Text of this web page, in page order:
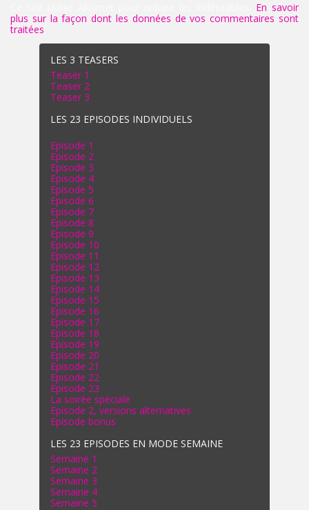
En savoir
plus sur la façon dont les données de vos commentaires sont
traitées
LES 3 TEASERS
Teaser 1
Teaser 2
Teaser 3
LES 23 EPISODES INDIVIDUELS
Episode 1
Episode 2
Episode 3
Episode 4
Episode 5
Episode 6
Episode 7
Episode 8
Episode 9
Episode 10
Episode 11
Episode 12
Episode 13
Episode 14
Episode 15
Episode 16
Episode 17
Episode 18
Episode 19
Episode 20
Episode 21
Episode 22
Episode 23
La soirée spéciale
Episode 2, versions alternatives
Episode bonus
LES 23 EPISODES EN MODE SEMAINE
Semaine 1
Semaine 2
Semaine 3
Semaine 4
Semaine 5